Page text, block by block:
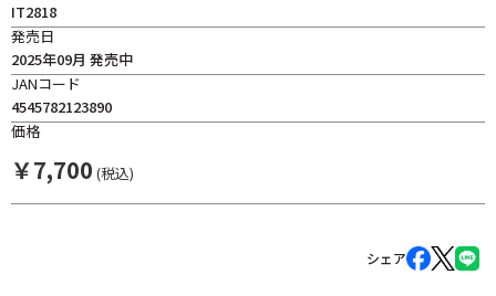
IT2818
発売日
2025年09月 発売中
JANコード
4545782123890
価格
￥7,700 (税込)
シェア